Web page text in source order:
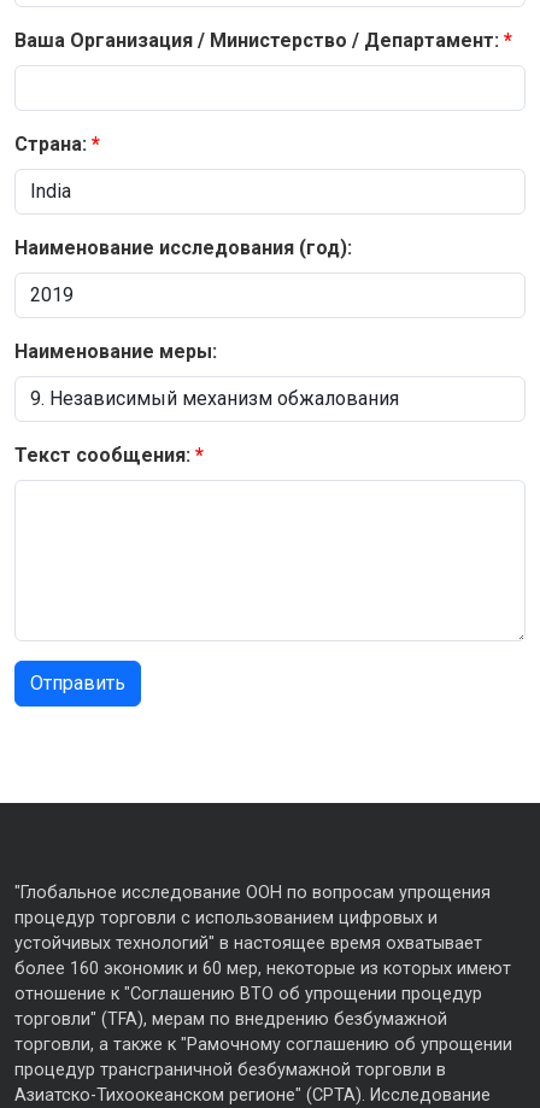
Ваша Организация / Министерство / Департамент:
Страна:
Наименование исследования (год):
Наименование меры:
Текст сообщения:
"Глобальное исследование ООН по вопросам упрощения
процедур торговли с использованием цифровых и
устойчивых технологий" в настоящее время охватывает
более 160 экономик и 60 мер, некоторые из которых имеют
отношение к "Соглашению ВТО об упрощении процедур
торговли" (TFA), мерам по внедрению безбумажной
торговли, а также к "Рамочному соглашению об упрощении
процедур трансграничной безбумажной торговли в
Азиатско-Тихоокеанском регионе" (CPTA). Исследование